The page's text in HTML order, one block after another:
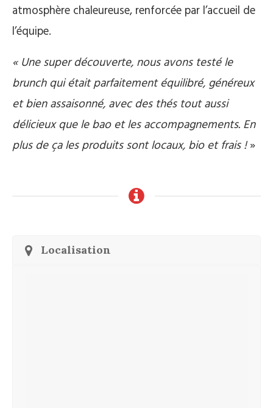
atmosphère chaleureuse, renforcée par l’accueil de
l’équipe.
« Une super découverte, nous avons testé le
brunch qui était parfaitement équilibré, généreux
et bien assaisonné, avec des thés tout aussi
délicieux que le bao et les accompagnements. En
plus de ça les produits sont locaux, bio et frais !»
Localisation